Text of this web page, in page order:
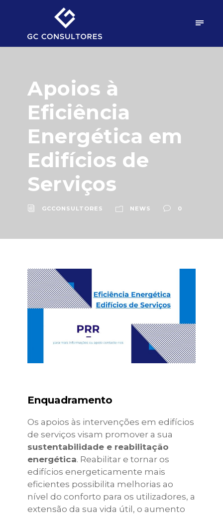
Apoios à
Eficiência
Energética em
Edifícios de
Serviços
GCCONSULTORES NEWS 0
Enquadramento
Os apoios às intervenções em edifícios
de serviços visam promover a sua
sustentabilidade e reabilitação
energética. Reabilitar e tornar os
edifícios energeticamente mais
eficientes possibilita melhorias ao
nível do conforto para os utilizadores, a
extensão da sua vida útil, o aumento